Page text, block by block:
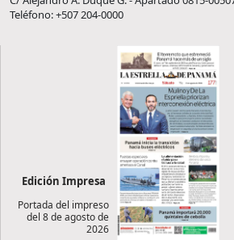
Teléfono: +507 204-0000
Edición Impresa
Portada del impreso
del 8 de agosto de
2026